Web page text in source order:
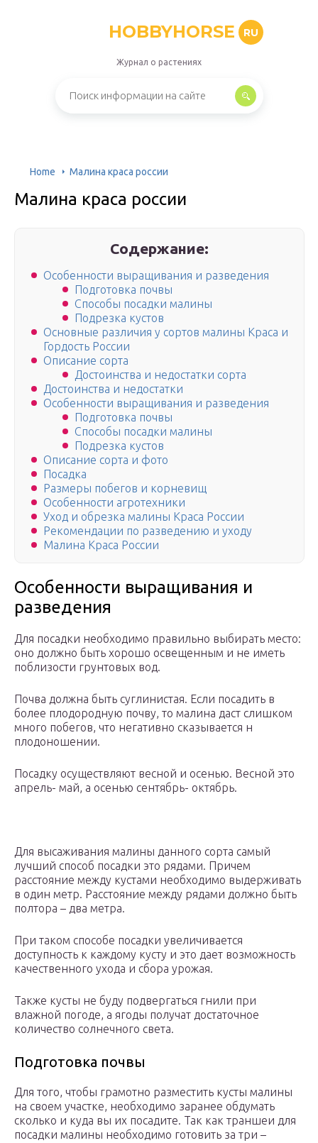
HOBBYHORSE RU
Журнал о растениях
Home Малина краса россии
Малина краса россии
Содержание:
Особенности выращивания и разведения
Подготовка почвы
Способы посадки малины
Подрезка кустов
Основные различия у сортов малины Краса и
Гордость России
Описание сорта
Достоинства и недостатки сорта
Достоинства и недостатки
Особенности выращивания и разведения
Подготовка почвы
Способы посадки малины
Подрезка кустов
Описание сорта и фото
Посадка
Размеры побегов и корневищ
Особенности агротехники
Уход и обрезка малины Краса России
Рекомендации по разведению и уходу
Малина Краса России
Особенности выращивания и
разведения
Для посадки необходимо правильно выбирать место:
оно должно быть хорошо освещенным и не иметь
поблизости грунтовых вод.
Почва должна быть суглинистая. Если посадить в
более плодородную почву, то малина даст слишком
много побегов, что негативно сказывается н
плодоношении.
Посадку осуществляют весной и осенью. Весной это
апрель- май, а осенью сентябрь- октябрь.
Для высаживания малины данного сорта самый
лучший способ посадки это рядами. Причем
расстояние между кустами необходимо выдерживать
в один метр. Расстояние между рядами должно быть
полтора – два метра.
При таком способе посадки увеличивается
доступность к каждому кусту и это дает возможность
качественного ухода и сбора урожая.
Также кусты не буду подвергаться гнили при
влажной погоде, а ягоды получат достаточное
количество солнечного света.
Подготовка почвы
Для того, чтобы грамотно разместить кусты малины
на своем участке, необходимо заранее обдумать
сколько и куда вы их посадите. Так как траншеи для
посадки малины необходимо готовить за три –